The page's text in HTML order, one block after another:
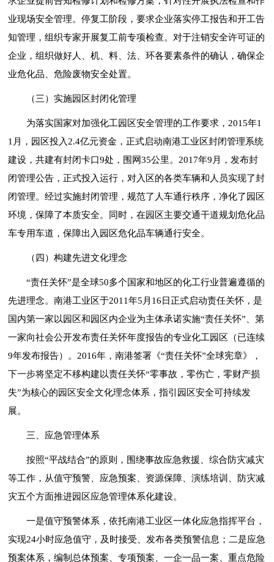
业现场安全管理。停复工阶段，要求企业落实停工报告和开工告
知管理，组织专家开展复工前专项检查。对于注销安全许可证的
企业，组织做好人、机、料、法、环各要素条件的确认，确保企
业危化品、危险废物安全处置。
（三）实施园区封闭化管理
为落实国家对加强化工园区安全管理的工作要求，2015年1
1月，园区投入2.4亿元资金，正式启动南港工业区封闭管理系统
建设，共建有封闭卡口9处，围网35公里。2017年9月，发布封
闭管理公告，正式投入运行，对入区的各类车辆和人员实现了封
闭管理。经过实施封闭管理，规范了人车通行秩序，净化了园区
环境，保障了本质安全。同时，在园区主要交通干道规划危化品
车专用车道，保障出入园区危化品车辆通行安全。
（四）构建先进文化理念
“责任关怀”是全球50多个国家和地区的化工行业普遍遵循的
先进理念。南港工业区于2011年5月16日正式启动责任关怀，是
国内第一家以园区和园区内企业为主体承诺实施“责任关怀”、第
一家向社会公开发布责任关怀年度报告的专业化工园区（已连续
9年发布报告）。2016年，南港签署《“责任关怀”全球宪章》，
下一步将坚定不移构建以责任关怀“零事故，零伤亡，零财产损
失”为核心的园区安全文化理念体系，指引园区安全可持续发
展。
三、应急管理体系
按照“平战结合”的原则，围绕事故应急救援、综合防灾减灾
等工作，从值守预警、应急预案、资源保障、演练培训、防灾减
灾五个方面推进园区应急管理体系化建设。
一是值守预警体系，依托南港工业区一体化应急指挥平台，
实现24小时应急值守，及时接受、发布各类预警信息；二是应急
预案体系，编制总体预案、专项预案、一企一品一案、重点危险